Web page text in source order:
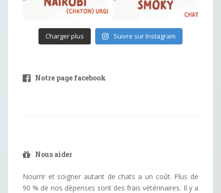
Charger plus Suivre sur Instagram
Notre page facebook
Nous aider
Nourrir et soigner autant de chats a un coût. Plus de
90 % de nos dépenses sont des frais vétérinaires. Il y a